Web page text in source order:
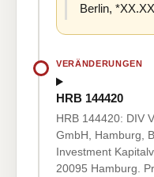
Berlin,
VERÄNDERUNGEN
HRB 144420
HRB 144420: DIV
GmbH, Hamburg,
Investment
20095 Hamburg.